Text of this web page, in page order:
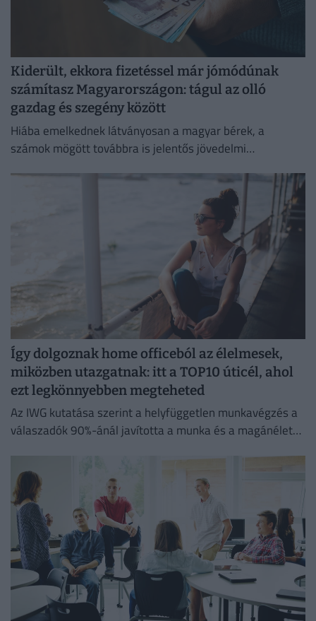
Kiderült, ekkora fizetéssel már jómódúnak
számítasz Magyarországon: tágul az olló
gazdag és szegény között
Hiába emelkednek látványosan a magyar bérek, a
számok mögött továbbra is jelentős jövedelmi
Így dolgoznak home officeból az élelmesek,
miközben utazgatnak: itt a TOP10 úticél, ahol
ezt legkönnyebben megteheted
Az IWG kutatása szerint a helyfüggetlen munkavégzés a
válaszadók 90%-ánál javította a munka és a magánélet